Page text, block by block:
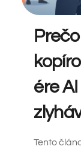
ére
Tento